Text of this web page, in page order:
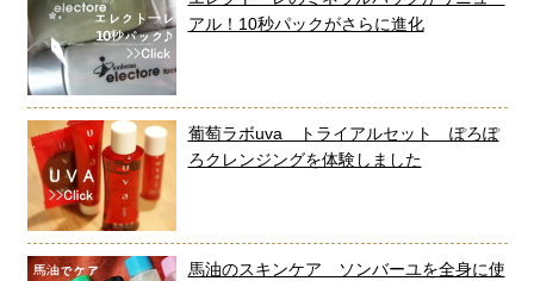
アル！10秒パックがさらに進化
葡萄ラボuva トライアルセット ぽろぽ
ろクレンジングを体験しました
馬油のスキンケア ソンバーユを全身に使